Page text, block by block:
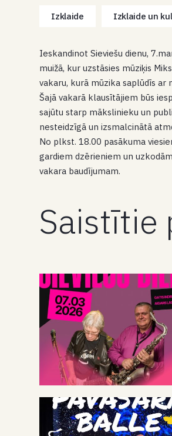
Izklaide Izklaide un
Ieskandinot Sieviešu dienu,
muižā, kur uzstāsies mūziķis
vakaru, kurā mūzika saplūdīs ar
Šajā vakarā klausītājiem būs
sajūtu starp mākslinieku un
nesteidzīgā un izsmalcinātā
No plkst. 18.00 pasākuma
gardiem dzērieniem un
vakara baudījumam.
Saistītie